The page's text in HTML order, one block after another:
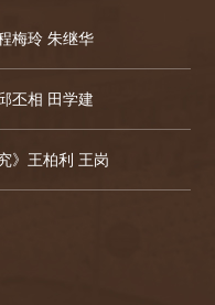
梅玲 朱继华
丕相 田学建
》王柏利 王岗